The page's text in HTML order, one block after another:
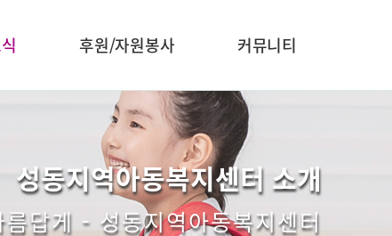
후원/자원봉사 커뮤니티
성동지역아동복지센터 소개
답게 - 성동지역아동복지센터